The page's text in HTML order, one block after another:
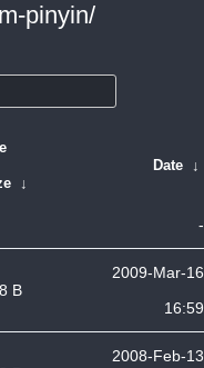
pinyin/
↓
Date ↓
-
B
2009-Mar-16
16:59
2008-Feb-13